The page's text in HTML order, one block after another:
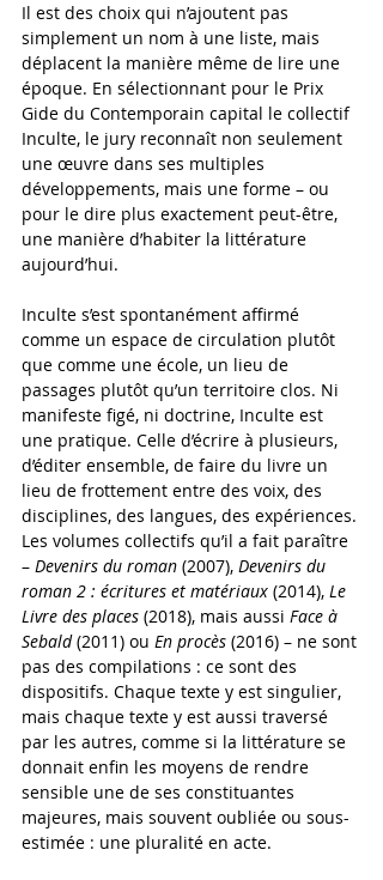
Il est des choix qui n’ajoutent pas
simplement un nom à une liste, mais
déplacent la manière même de lire une
époque. En sélectionnant pour le Prix
Gide du Contemporain capital le collectif
Inculte, le jury reconnaît non seulement
une œuvre dans ses multiples
développements, mais une forme – ou
pour le dire plus exactement peut-être,
une manière d’habiter la littérature
aujourd’hui.
Inculte s’est spontanément affirmé
comme un espace de circulation plutôt
que comme une école, un lieu de
passages plutôt qu’un territoire clos. Ni
manifeste figé, ni doctrine, Inculte est
une pratique. Celle d’écrire à plusieurs,
d’éditer ensemble, de faire du livre un
lieu de frottement entre des voix, des
disciplines, des langues, des expériences.
Les volumes collectifs qu’il a fait paraître
– Devenirs du roman (2007), Devenirs du
roman 2 : écritures et matériaux (2014), Le
Livre des places (2018), mais aussi Face à
Sebald (2011) ou En procès (2016) – ne sont
pas des compilations : ce sont des
dispositifs. Chaque texte y est singulier,
mais chaque texte y est aussi traversé
par les autres, comme si la littérature se
donnait enfin les moyens de rendre
sensible une de ses constituantes
majeures, mais souvent oubliée ou sous-
estimée : une pluralité en acte.